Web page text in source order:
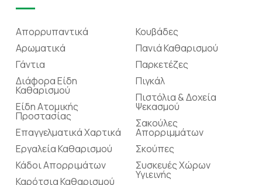
Απορρυπαντικά
Αρωματικά
Γάντια
Διάφορα Είδη
Καθαρισμού
Είδη Ατομικής
Προστασίας
Επαγγελματικά Χαρτικά
Εργαλεία Καθαρισμού
Κάδοι Απορριμάτων
Καρότσια Καθαρισμού
Κουβάδες
Πανιά Καθαρισμού
Παρκετέζες
Πιγκάλ
Πιστόλια & Δοχεία
Ψεκασμού
Σακούλες
Απορριμμάτων
Σκούπες
Συσκευές Χώρων
Υγιεινής